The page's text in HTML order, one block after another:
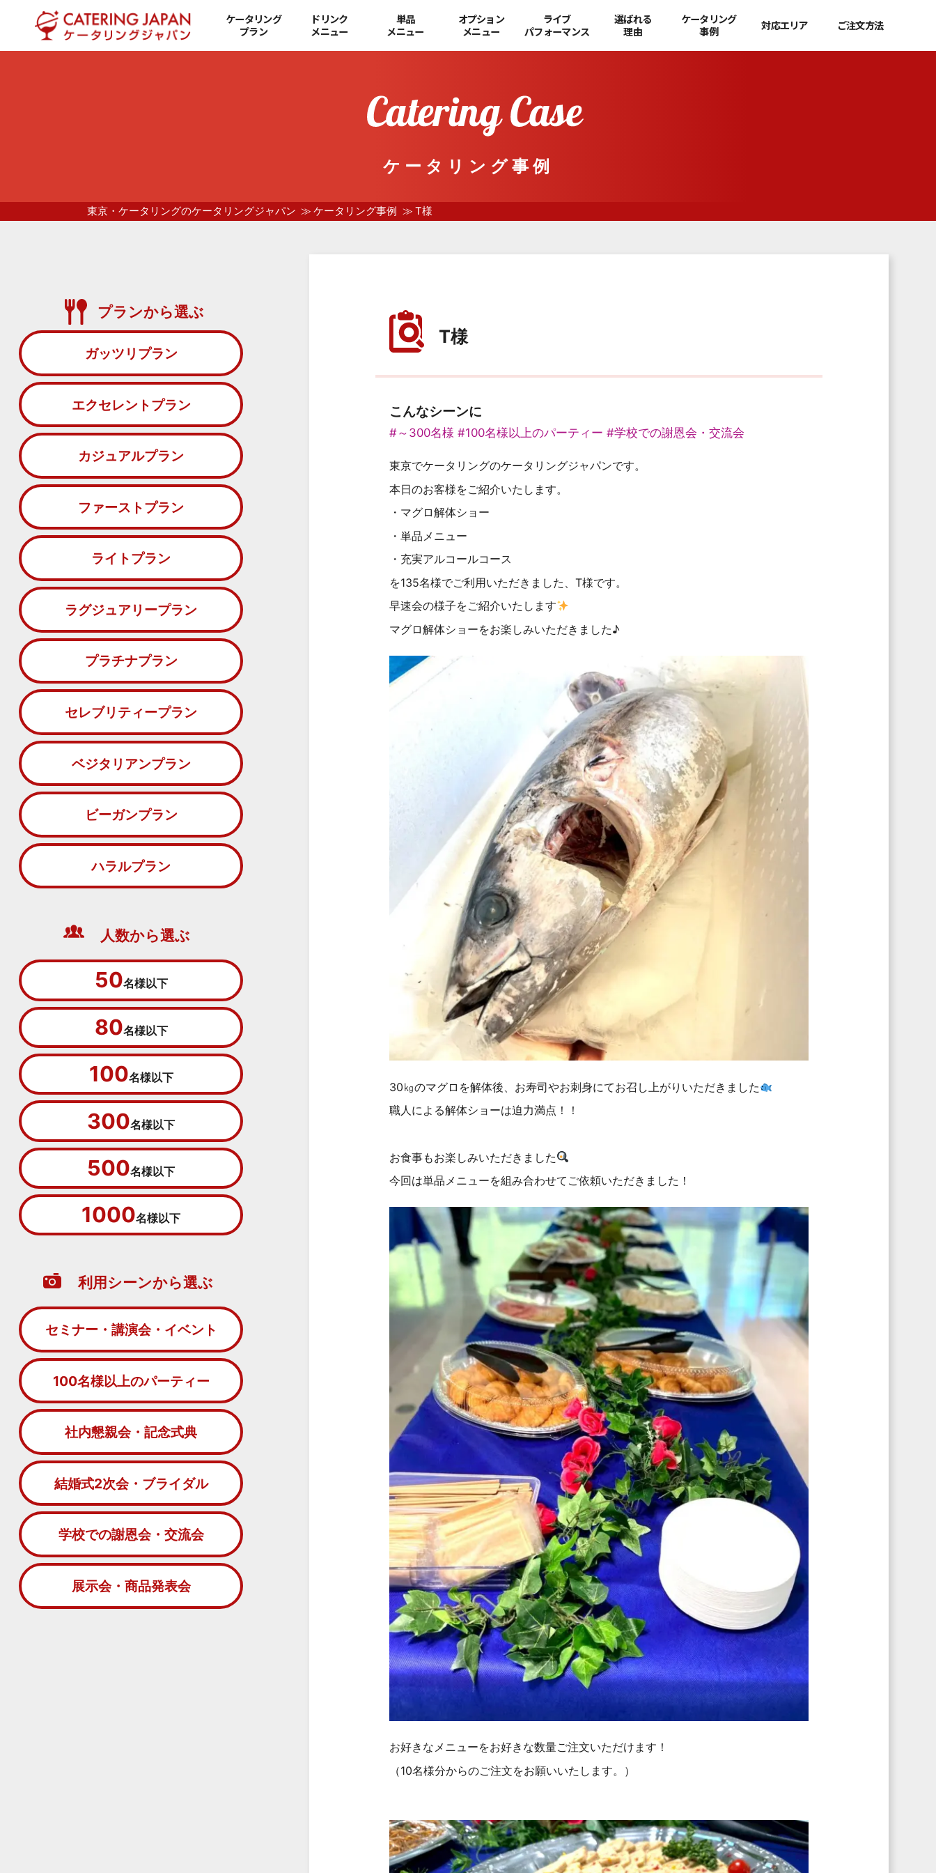
ケータリング
プラン
ドリンク
メニュー
単品
メニュー
オプション
メニュー
ライブ
パフォーマンス
選ばれる
理由
ケータリング
事例
対応エリア ご注文方法
ケータリング事例
東京・ケータリングのケータリングジャパン ケータリング事例 T様
T様
こんなシーンに
#～300名様 #100名様以上のパーティー #学校での謝恩会・交流会
東京でケータリングのケータリングジャパンです。
本日のお客様をご紹介いたします。
・マグロ解体ショー
・単品メニュー
・充実アルコールコース
を135名様でご利用いただきました、T様です。
早速会の様子をご紹介いたします
マグロ解体ショーをお楽しみいただきました♪
30㎏のマグロを解体後、お寿司やお刺身にてお召し上がりいただきました
職人による解体ショーは迫力満点！！
お食事もお楽しみいただきました
今回は単品メニューを組み合わせてご依頼いただきました！
お好きなメニューをお好きな数量ご注文いただけます！
（10名様分からのご注文をお願いいたします。）
プランから選ぶ
ガッツリプラン
エクセレントプラン
カジュアルプラン
ファーストプラン
ライトプラン
ラグジュアリープラン
プラチナプラン
セレブリティープラン
ベジタリアンプラン
ビーガンプラン
ハラルプラン
人数から選ぶ
50名様以下
80名様以下
100名様以下
300名様以下
500名様以下
1000名様以下
利用シーンから選ぶ
セミナー・講演会・イベント
100名様以上のパーティー
社内懇親会・記念式典
結婚式2次会・ブライダル
学校での謝恩会・交流会
展示会・商品発表会